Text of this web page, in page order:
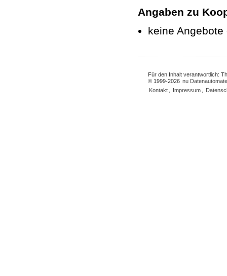
Angaben zu
keine
Für den Inhalt verantwortlich:
© 1999-2026 nu
Kontakt
Impressum